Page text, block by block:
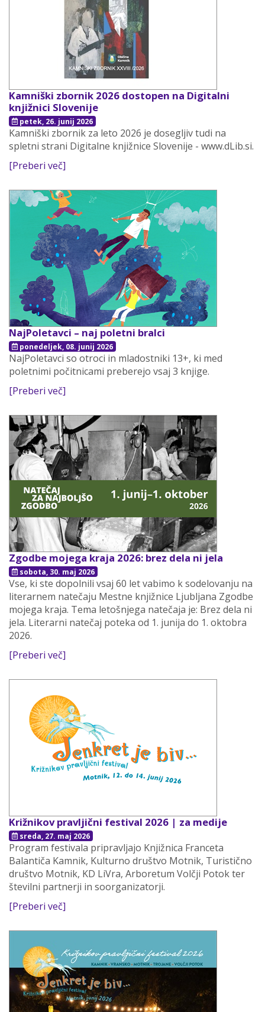
Kamniški zbornik 2026 dostopen na Digitalni
knjižnici Slovenije
petek, 26. junij 2026
Kamniški zbornik za leto 2026 je dosegljiv tudi na
spletni strani Digitalne knjižnice Slovenije - www.dLib.si.
[Preberi več]
NajPoletavci – naj poletni bralci
ponedeljek, 08. junij 2026
NajPoletavci so otroci in mladostniki 13+, ki med
poletnimi počitnicami preberejo vsaj 3 knjige.
[Preberi več]
Zgodbe mojega kraja 2026: brez dela ni jela
sobota, 30. maj 2026
Vse, ki ste dopolnili vsaj 60 let vabimo k sodelovanju na
literarnem natečaju Mestne knjižnice Ljubljana Zgodbe
mojega kraja. Tema letošnjega natečaja je: Brez dela ni
jela. Literarni natečaj poteka od 1. junija do 1. oktobra
2026.
[Preberi več]
Križnikov pravljični festival 2026 | za medije
sreda, 27. maj 2026
Program festivala pripravljajo Knjižnica Franceta
Balantiča Kamnik, Kulturno društvo Motnik, Turistično
društvo Motnik, KD LiVra, Arboretum Volčji Potok ter
številni partnerji in soorganizatorji.
[Preberi več]